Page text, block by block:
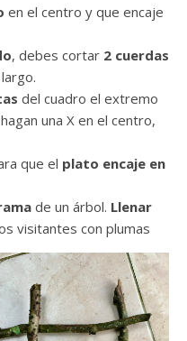
en el centro y que encaje
, debes cortar 2 cuerdas
del cuadro el extremo
una X en el centro,
que el plato encaje en
de un árbol. Llenar
visitantes con plumas